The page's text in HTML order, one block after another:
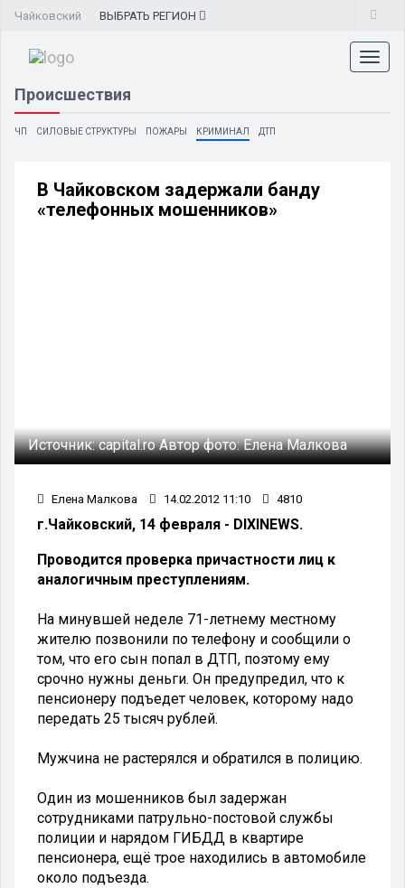
Чайковский ВЫБРАТЬ РЕГИОН
Происшествия
ЧП СИЛОВЫЕ СТРУКТУРЫ ПОЖАРЫ КРИМИНАЛ ДТП
В Чайковском задержали банду
«телефонных мошенников»
Источник:capital.roАвтор фото:Елена Малкова
Елена Малкова 14.02.2012 11:10 4810
г.Чайковский, 14 февраля - DIXINEWS.
Проводится проверка причастности лиц к
аналогичным преступлениям.
На минувшей неделе 71-летнему местному
жителю позвонили по телефону и сообщили о
том, что его сын попал в ДТП, поэтому ему
срочно нужны деньги. Он предупредил, что к
пенсионеру подъедет человек, которому надо
передать 25 тысяч рублей.
Мужчина не растерялся и обратился в полицию.
Один из мошенников был задержан
сотрудниками патрульно-постовой службы
полиции и нарядом ГИБДД в квартире
пенсионера, ещё трое находились в автомобиле
около подъезда.